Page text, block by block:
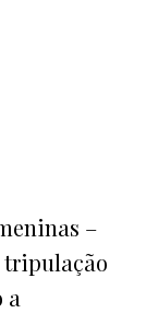
–
tripulação
a